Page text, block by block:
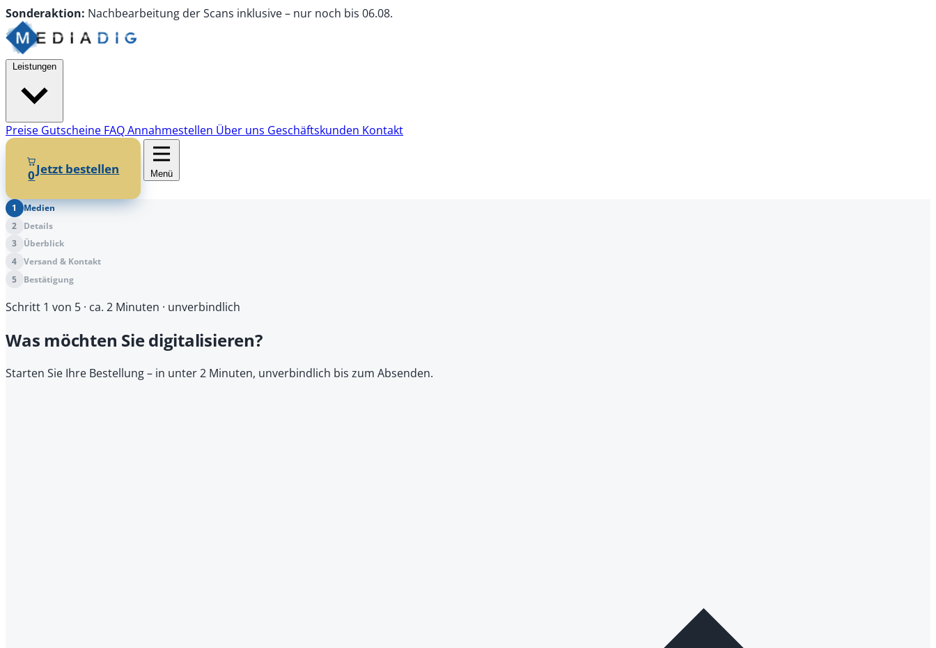
Sonderaktion: Nachbearbeitung der Scans inklusive– nur noch bis 06.08.
Preise Gutscheine FAQAnnahmestellen Über uns Geschäftskunden Kontakt
0Jetzt bestellen Menü
1
Medien
2
Details
3
Überblick
4 Versand & Kontakt
5
Bestätigung
Schritt 1 von 5 · ca. 2 Minuten · unverbindlich
Was möchten Sie digitalisieren?
Starten Sie Ihre Bestellung – in unter 2 Minuten, unverbindlich bis zum Absenden.